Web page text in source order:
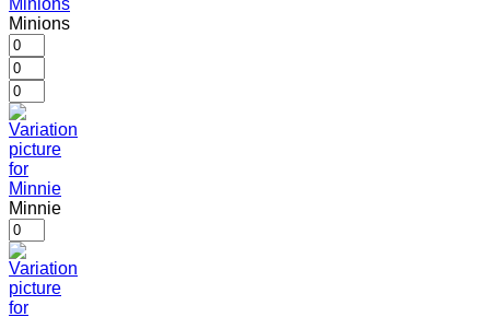
Minions
Minnie